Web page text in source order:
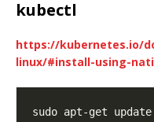
kubectl
https://kubernetes.io/
linux/#install-using-